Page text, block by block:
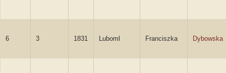
6 3 1831 Luboml Franciszka Dybowska